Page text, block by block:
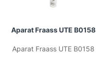
Aparat Fraass UTE B0158
Aparat Fraass UTE B0158